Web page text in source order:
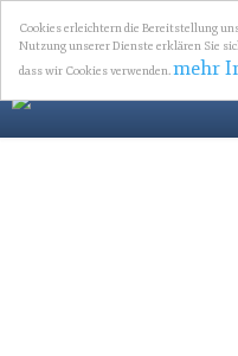
Cookies erleichtern die Bereitstellung
Nutzung unserer Dienste erklären Sie
dass wir Cookies verwenden.mehr